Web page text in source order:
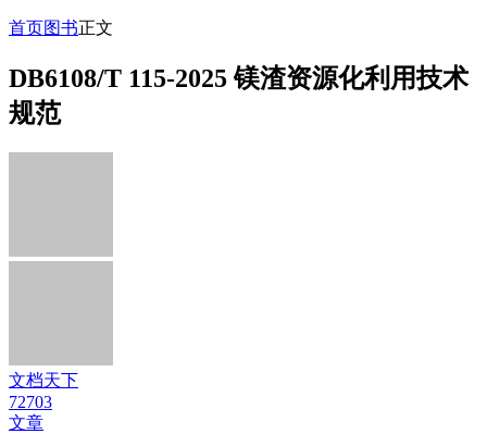
首页图书正文
DB6108/T 115-2025 镁渣资源化利用技术
规范
文档天下
72703
文章